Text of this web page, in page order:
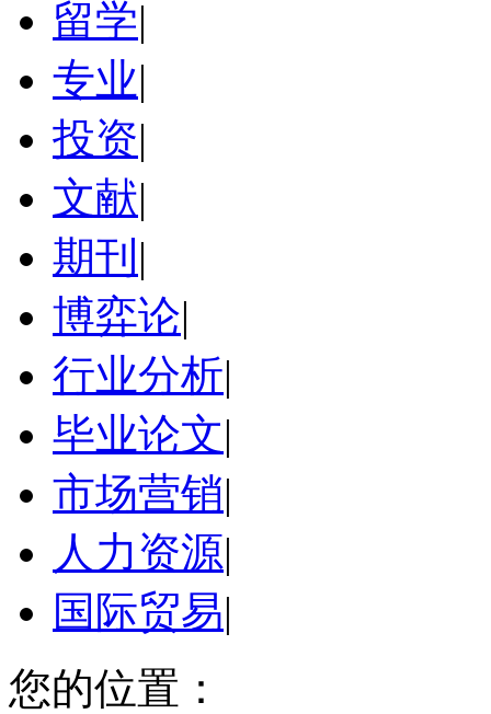
留学|
专业|
投资|
文献|
期刊 |
博弈论|
行业分析|
毕业论文|
市场营销|
人力资源|
国际贸易|
您的位置：